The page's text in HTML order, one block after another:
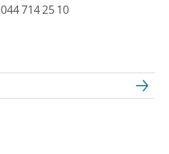
044 714 25 10